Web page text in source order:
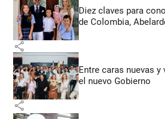
Diez claves para
de Colombia,
share
Entre caras nuevas
el nuevo Gobierno
share